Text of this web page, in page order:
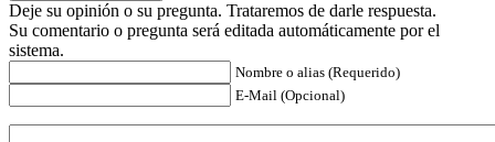
Deje su opinión o su pregunta. Trataremos de darle respuesta.
Su comentario o pregunta será editada automáticamente por el
sistema.
Nombre o alias (Requerido)
E-Mail (Opcional)